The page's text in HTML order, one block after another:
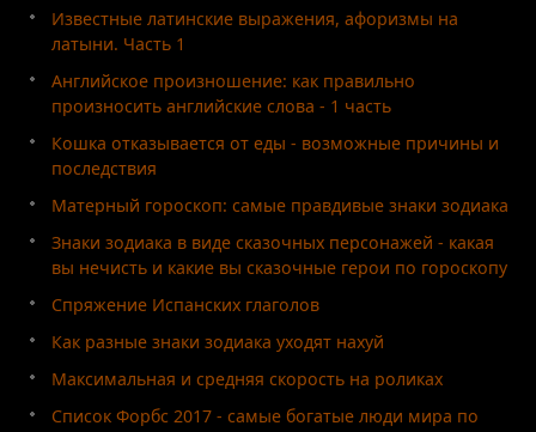
Известные латинские выражения, афоризмы на
латыни. Часть 1
Английское произношение: как правильно
произносить английские слова - 1 часть
Кошка отказывается от еды - возможные причины и
последствия
Матерный гороскоп: самые правдивые знаки зодиака
Знаки зодиака в виде сказочных персонажей - какая
вы нечисть и какие вы сказочные герои по гороскопу
Спряжение Испанских глаголов
Как разные знаки зодиака уходят нахуй
Максимальная и средняя скорость на роликах
Список Форбс 2017 - самые богатые люди мира по